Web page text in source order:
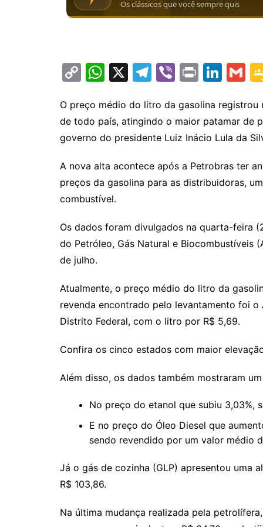
C
p
y
Li
n
k
W
at
s
A
p
p
X
T
e
gr
a
m
Vi
er
Pr
t
Li
k
e
dI
n
G
ai
l
O preço médio do litro da gasolina registrou
de todo país, atingindo o maior patamar de
governo do presidente Luiz Inácio Lula da
A nova alta acontece após a Petrobras ter
preços da gasolina para as distribuidoras,
combustível.
Os dados foram divulgados na quarta-feira
do Petróleo, Gás Natural e Biocombustíveis
de julho.
Atualmente, o preço médio do litro da
revenda encontrado pelo levantamento foi
Distrito Federal, com o litro por R$ 5,69.
Confira os cinco estados com maior
Além disso, os dados também mostraram
No preço do etanol que subiu 3,03%,
E no preço do Óleo Diesel que
sendo revendido por um valor médio
Já o gás de cozinha (GLP) apresentou uma
R$ 103,86.
Na última mudança realizada pela